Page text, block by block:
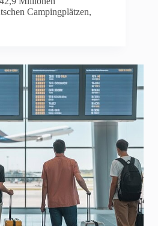
Campingplätzen,